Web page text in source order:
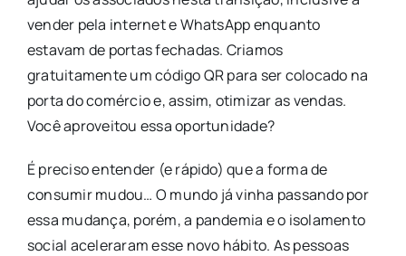
vender pela internet e WhatsApp enquanto
estavam de portas fechadas. Criamos
gratuitamente um código QR para ser colocado na
porta do comércio e, assim, otimizar as vendas.
Você aproveitou essa oportunidade?
É preciso entender (e rápido) que a forma de
consumir mudou… O mundo já vinha passando por
essa mudança, porém, a pandemia e o isolamento
social aceleraram esse novo hábito. As pessoas